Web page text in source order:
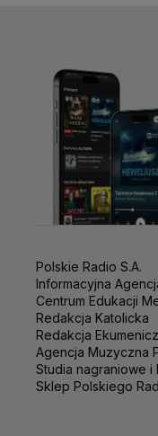
Polskie Radio S.A.
Informacyjna
Centrum Edukacji
Redakcja Katolicka
Redakcja
Agencja Muzyczna
Studia nagraniowe
Sklep Polskiego